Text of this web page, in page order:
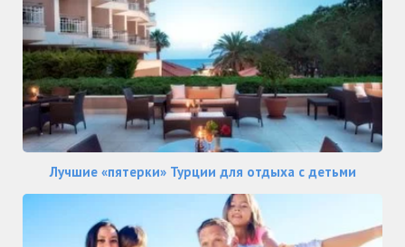
Лучшие «пятерки» Турции для отдыха с детьми